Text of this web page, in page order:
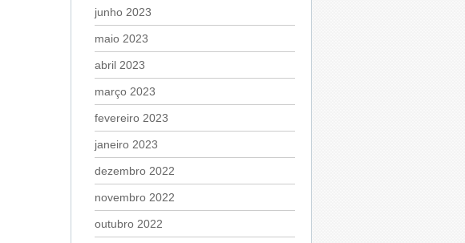
junho 2023
maio 2023
abril 2023
março 2023
fevereiro 2023
janeiro 2023
dezembro 2022
novembro 2022
outubro 2022